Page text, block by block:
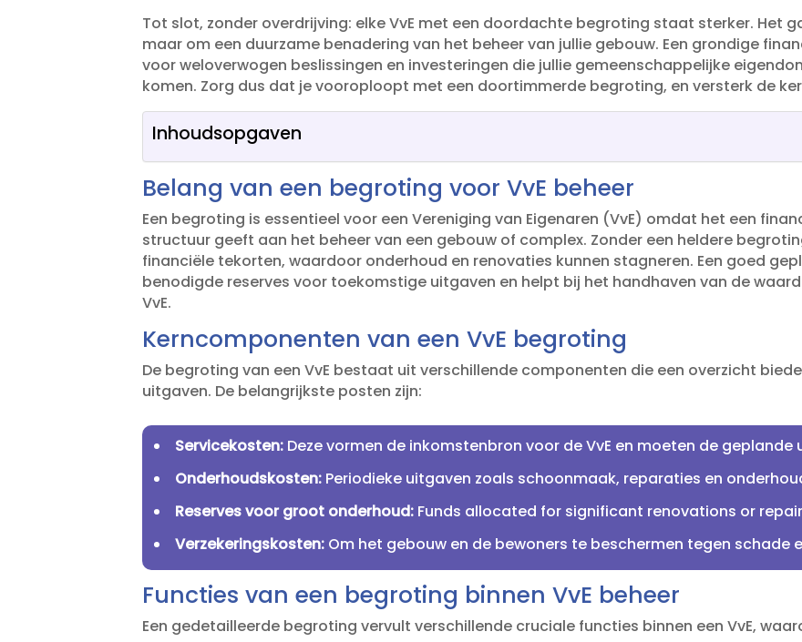
Tot slot, zonder overdrijving: elke VvE met een doordachte begroting staat sterker.​ Het
maar om een duurzame benadering van het beheer van jullie gebouw.​ Een grondige
voor weloverwogen beslissingen en investeringen die jullie gemeenschappelijke
komen.​ Zorg dus dat je vooroploopt met een doortimmerde begroting, en versterk de
Inhoudsopgaven
Belang van een begroting voor VvE beheer
Een begroting is essentieel voor een Vereniging van Eigenaren (VvE) omdat het een
structuur geeft aan het beheer van een gebouw of complex.​ Zonder een heldere
financiële tekorten, waardoor onderhoud en renovaties kunnen stagneren.​ Een goed
benodigde reserves voor toekomstige uitgaven en helpt bij het handhaven van de
VvE.​
Kerncomponenten van een VvE begroting
De begroting van een VvE bestaat uit verschillende componenten die een overzicht
uitgaven.​ De belangrijkste posten zijn:
Servicekosten: Deze vormen de inkomstenbron voor de VvE en moeten de geplande
Onderhoudskosten: Periodieke uitgaven zoals schoonmaak, reparaties en
Reserves voor groot onderhoud: Funds allocated for significant renovations or
Verzekeringskosten: Om het gebouw en de bewoners te beschermen tegen schade
Functies van een begroting binnen VvE beheer
Een gedetailleerde begroting vervult verschillende cruciale functies binnen een VvE,